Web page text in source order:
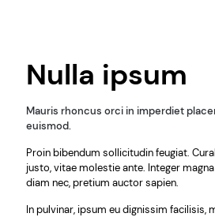
Nulla ipsum
Mauris rhoncus orci in imperdiet
euismod.
Proin bibendum sollicitudin feugiat.
justo, vitae molestie ante. Integer
diam nec, pretium auctor sapien.
In pulvinar, ipsum eu dignissim facilisis,